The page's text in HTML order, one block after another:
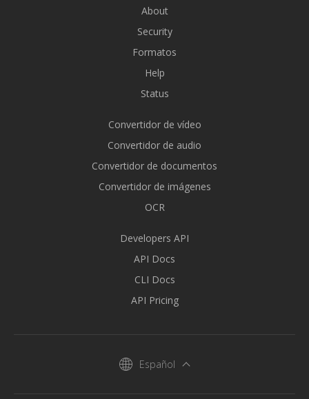
About
Security
Formatos
Help
Status
Convertidor de vídeo
Convertidor de audio
Convertidor de documentos
Convertidor de imágenes
OCR
Developers API
API Docs
CLI Docs
API Pricing
Español